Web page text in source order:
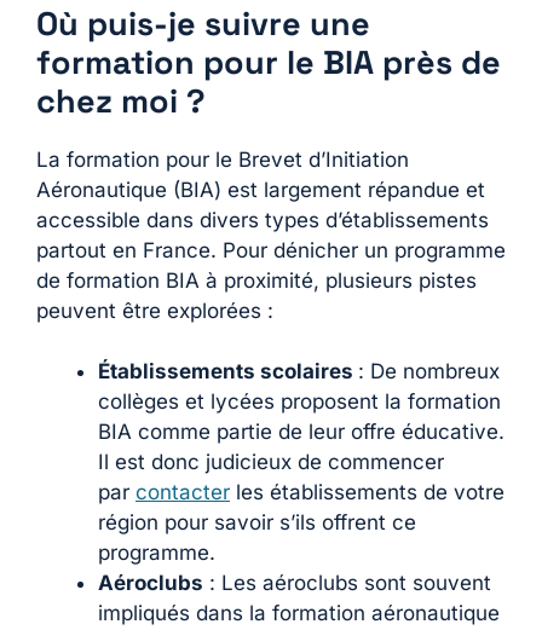
Où puis-je suivre une
formation pour le BIA près de
chez moi ?
La formation pour le Brevet d’Initiation
Aéronautique (BIA) est largement répandue et
accessible dans divers types d’établissements
partout en France. Pour dénicher un programme
de formation BIA à proximité, plusieurs pistes
peuvent être explorées :
Établissements scolaires : De nombreux
collèges et lycées proposent la formation
BIA comme partie de leur offre éducative.
Il est donc judicieux de commencer
par contacter les établissements de votre
région pour savoir s’ils offrent ce
programme.
Aéroclubs : Les aéroclubs sont souvent
impliqués dans la formation aéronautique